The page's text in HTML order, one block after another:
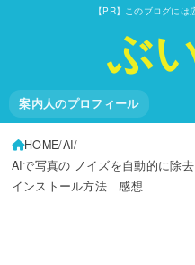
【PR】このブログには
ぶ
案内人のプロフィール
HOME AI
AIで写真の ノイズを自動的に除
インストール方法 感想